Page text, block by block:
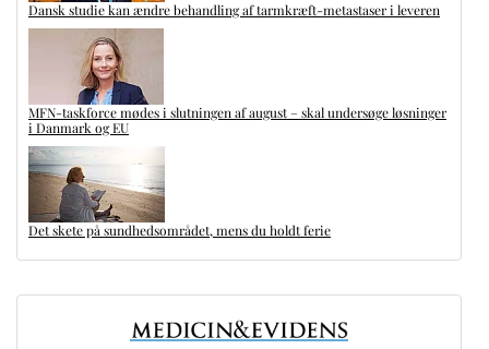
Dansk studie kan ændre behandling af tarmkræft-metastaser i leveren
MFN-taskforce mødes i slutningen af august – skal undersøge løsninger
i Danmark og EU
Det skete på sundhedsområdet, mens du holdt ferie